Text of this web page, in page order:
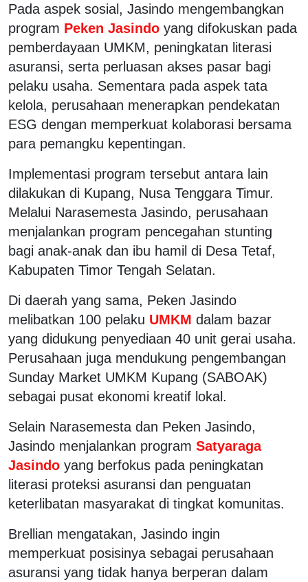
Pada aspek sosial, Jasindo mengembangkan
program Peken Jasindo yang difokuskan pada
pemberdayaan UMKM, peningkatan literasi
asuransi, serta perluasan akses pasar bagi
pelaku usaha. Sementara pada aspek tata
kelola, perusahaan menerapkan pendekatan
ESG dengan memperkuat kolaborasi bersama
para pemangku kepentingan.
Implementasi program tersebut antara lain
dilakukan di Kupang, Nusa Tenggara Timur.
Melalui Narasemesta Jasindo, perusahaan
menjalankan program pencegahan stunting
bagi anak-anak dan ibu hamil di Desa Tetaf,
Kabupaten Timor Tengah Selatan.
Di daerah yang sama, Peken Jasindo
melibatkan 100 pelaku UMKM dalam bazar
yang didukung penyediaan 40 unit gerai usaha.
Perusahaan juga mendukung pengembangan
Sunday Market UMKM Kupang (SABOAK)
sebagai pusat ekonomi kreatif lokal.
Selain Narasemesta dan Peken Jasindo,
Jasindo menjalankan program Satyaraga
Jasindo yang berfokus pada peningkatan
literasi proteksi asuransi dan penguatan
keterlibatan masyarakat di tingkat komunitas.
Brellian mengatakan, Jasindo ingin
memperkuat posisinya sebagai perusahaan
asuransi yang tidak hanya berperan dalam